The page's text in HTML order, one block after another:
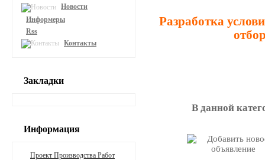
Разработка
В данной
Новости
Информеры
Rss
Контакты
Закладки
Информация
Проект Производства Работ